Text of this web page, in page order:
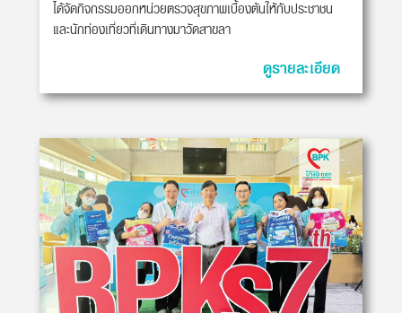
ได้จัดกิจกรรมออกหน่วยตรวจสุขภาพเบื้องต้นให้กับประชาชน
และนักท่องเที่ยวที่เดินทางมาวัดสาขลา
ดูรายละเอียด